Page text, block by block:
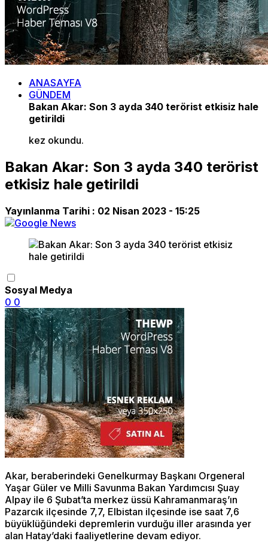
ANASAYFA
GÜNDEM
Bakan Akar: Son 3 ayda 340 terörist etkisiz hale
getirildi
kez okundu.
Bakan Akar: Son 3 ayda 340 terörist
etkisiz hale getirildi
Yayınlanma Tarihi : 02 Nisan 2023 - 15:25
Sosyal Medya
0 0
Akar, beraberindeki Genelkurmay Başkanı Orgeneral
Yaşar Güler ve Milli Savunma Bakan Yardımcısı Şuay
Alpay ile 6 Şubat’ta merkez üssü Kahramanmaraş’ın
Pazarcık ilçesinde 7,7, Elbistan ilçesinde ise saat 7,6
büyüklüğündeki depremlerin vurduğu iller arasında yer
alan Hatay’daki faaliyetlerine devam ediyor.